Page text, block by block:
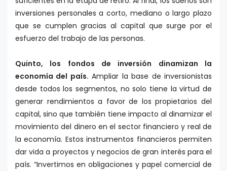
inversiones personales a corto, mediano o largo plazo
que se cumplen gracias al capital que surge por el
esfuerzo del trabajo de las personas.
Quinto, los fondos de inversión dinamizan la
economía del país. Ampliar la base de inversionistas
desde todos los segmentos, no solo tiene la virtud de
generar rendimientos a favor de los propietarios del
capital, sino que también tiene impacto al dinamizar el
movimiento del dinero en el sector financiero y real de
la economía. Estos instrumentos financieros permiten
dar vida a proyectos y negocios de gran interés para el
país. “Invertimos en obligaciones y papel comercial de